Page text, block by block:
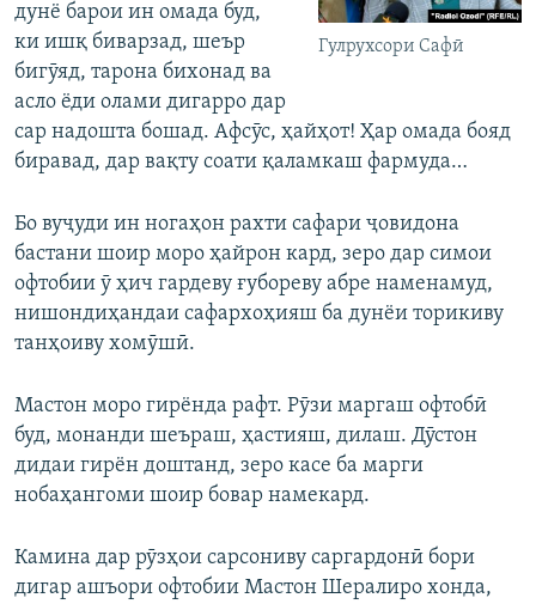
Гулрухсори Сафӣ
дунё барои ин омада буд,
ки ишқ биварзад, шеър
бигӯяд, тарона бихонад ва
асло ёди олами дигарро дар
сар надошта бошад. Афсӯс, ҳайҳот! Ҳар омада бояд
биравад, дар вақту соати қаламкаш фармуда…
Бо вуҷуди ин ногаҳон рахти сафари ҷовидона
бастани шоир моро ҳайрон кард, зеро дар симои
офтобии ӯ ҳич гардеву ғубореву абре наменамуд,
нишондиҳандаи сафархоҳияш ба дунёи торикиву
танҳоиву хомӯшӣ.
Мастон моро гирёнда рафт. Рӯзи маргаш офтобӣ
буд, монанди шеъраш, ҳастияш, дилаш. Дӯстон
дидаи гирён доштанд, зеро касе ба марги
нобаҳангоми шоир бовар намекард.
Камина дар рӯзҳои сарсониву саргардонӣ бори
дигар ашъори офтобии Мастон Шералиро хонда,